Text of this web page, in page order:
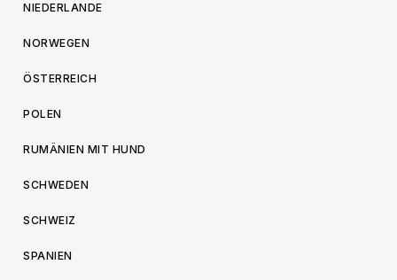
NIEDERLANDE
NORWEGEN
ÖSTERREICH
POLEN
RUMÄNIEN MIT HUND
SCHWEDEN
SCHWEIZ
SPANIEN